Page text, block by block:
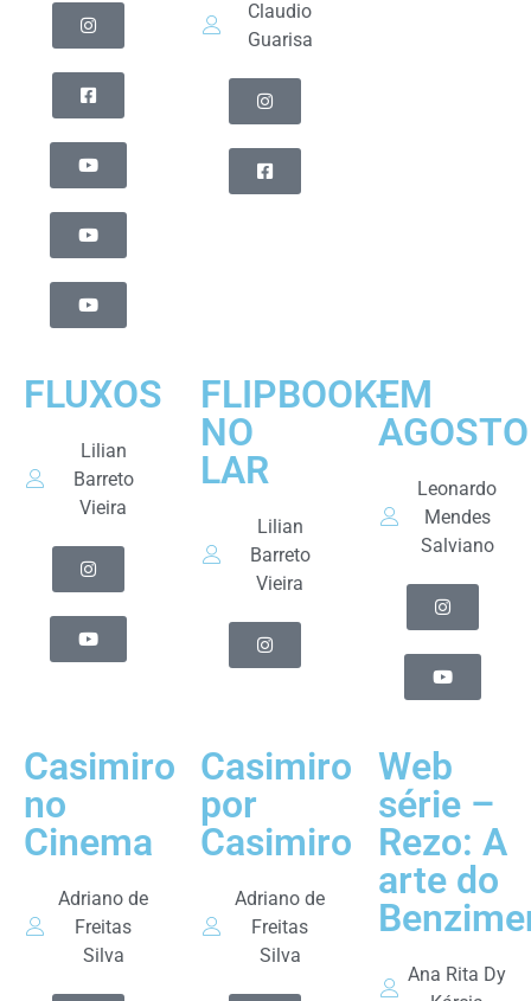
Claudio
Guarisa
FLUXOS
Lilian
Barreto
Vieira
FLIPBOOK-
NO
LAR
Lilian
Barreto
Vieira
EM
AGOSTO
Leonardo
Mendes
Salviano
Casimiro
no
Cinema
Adriano de
Freitas
Silva
Casimiro
por
Casimiro
Adriano de
Freitas
Silva
Web
série –
Rezo: A
arte do
Ana Rita Dy